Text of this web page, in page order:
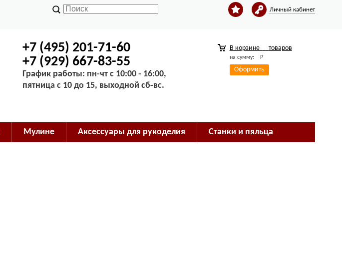
Личный кабинет
+7 (495) 201-71-60
+7 (929) 667-83-55
График работы: пн-чт с 10:00 - 16:00,
пятница с 10 до 15, выходной сб-вс.
В корзине товаров
на сумму: Р
Оформить
Мулине Аксессуары для рукоделия Станки и пяльца